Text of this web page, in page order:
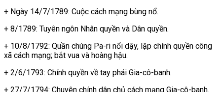
+ Ngày 14/7/1789: Cuộc cách mạng bùng nổ.
+ 8/1789: Tuyên ngôn Nhân quyền và Dân quyền.
+ 10/8/1792: Quần chúng Pa-ri nổi dậy, lập chính quyền công
xã cách mạng; bắt vua và hoàng hậu.
+ 2/6/1793: Chính quyền về tay phái Gia-cô-banh.
+ 27/7/1794: Chuyên chính dân chủ cách mạng Gia-cô-banh.